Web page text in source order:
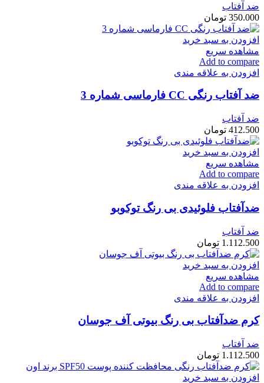
ضد آفتاب
350.000 تومان
افزودن به سبد خرید
مشاهده سریع
Add to compare
افزودن به علاقه مندی
ضد آفتاب رنگی CC فارماسی شماره 3
ضد آفتاب
412.500 تومان
افزودن به سبد خرید
مشاهده سریع
Add to compare
افزودن به علاقه مندی
ضدآفتاب فلوئیدی بی رنگ توکوبو
ضد آفتاب
1.112.500 تومان
افزودن به سبد خرید
مشاهده سریع
Add to compare
افزودن به علاقه مندی
کرم ضدآفتاب بی رنگ بیوتی آف جوسان
ضد آفتاب
1.112.500 تومان
افزودن به سبد خرید